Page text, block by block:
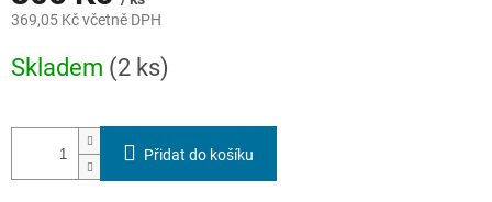
369,05 Kč včetně DPH
cena:
Skladem (2 ks)
Přidat do košíku